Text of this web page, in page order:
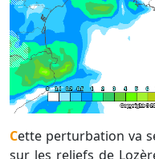
Cette perturbation va se produire sous forme de neige
sur les reliefs de